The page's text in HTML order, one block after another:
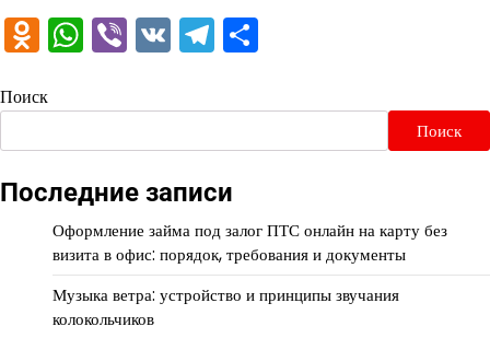
Odnoklassniki
WhatsApp
Viber
VKTelegram
Поиск
Поиск
Последние записи
Оформление займа под залог ПТС онлайн на карту без
визита в офис: порядок, требования и документы
Музыка ветра: устройство и принципы звучания
колокольчиков